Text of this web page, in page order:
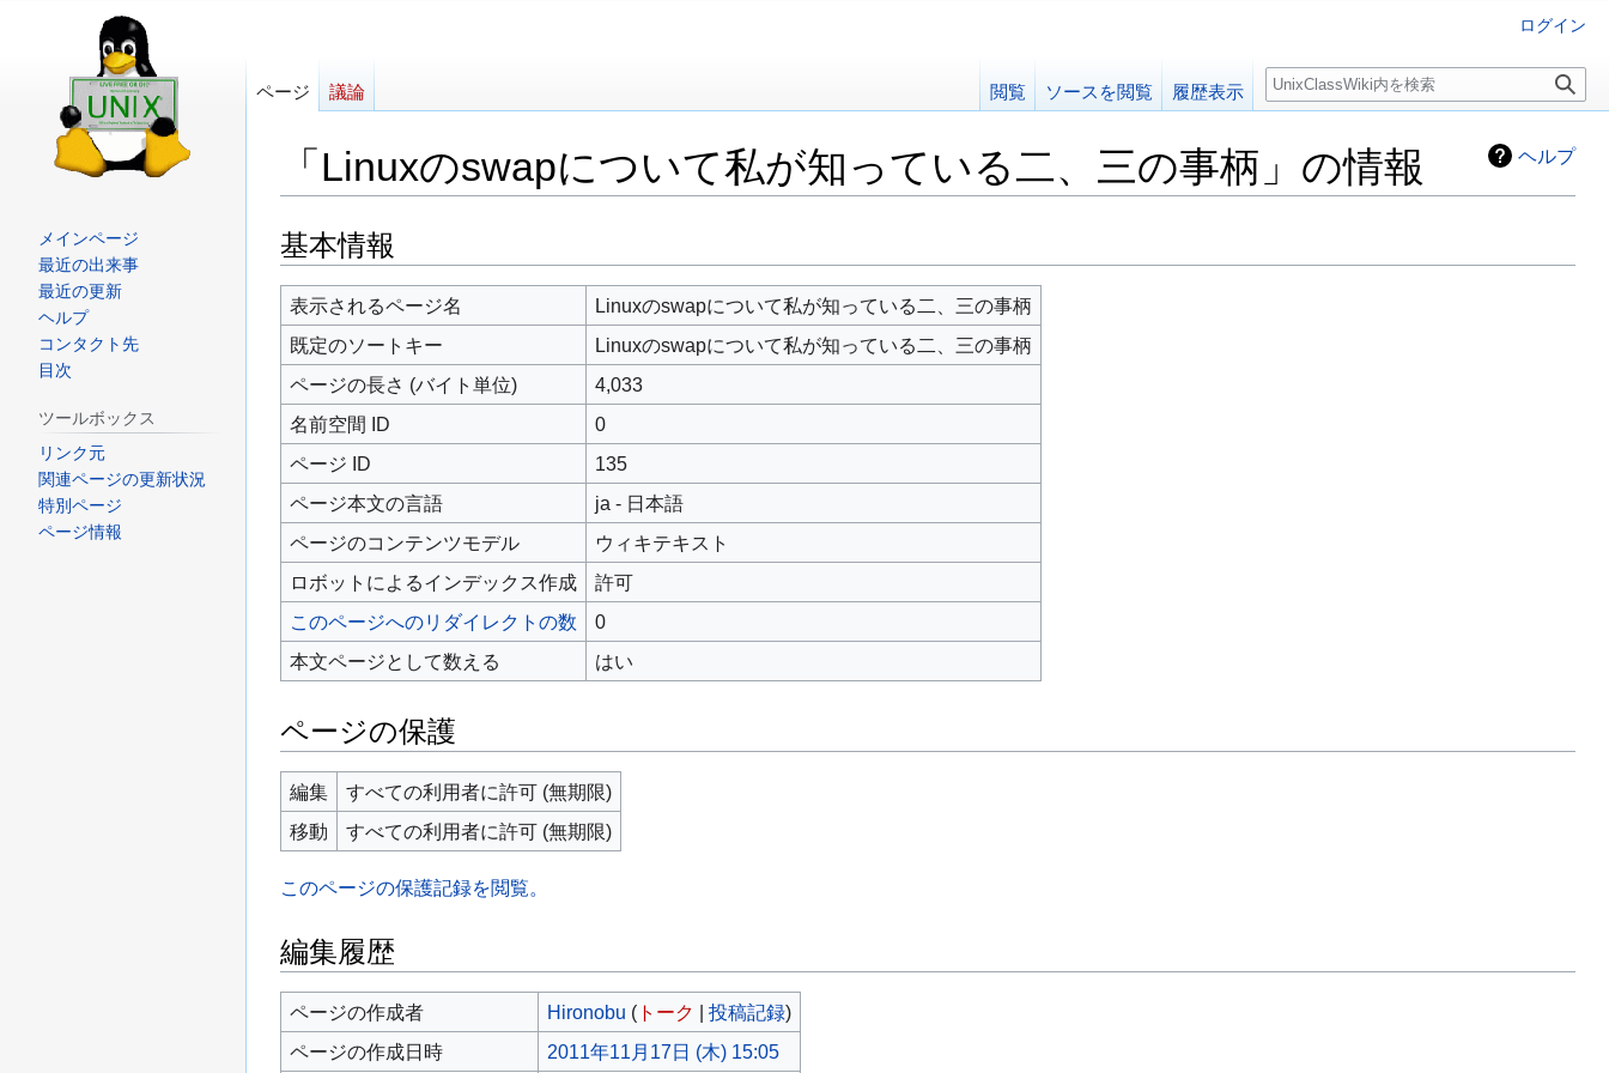
ヘルプ
「Linuxのswapについて私が知っている二、三の事柄」の情報
ナ
ビ
ゲ
ー
シ
ョ
ン
に
移
動
検
索
に
移
動
基本情報
表示されるページ名
Linuxのswapについて私が知っている二、三の事柄
既定のソートキー
Linuxのswapについて私が知っている二、三の事柄
ページの長さ (バイト単位)
4,033
名前空間 ID
0
ページ ID
135
ページ本文の言語
ja - 日本語
ページのコンテンツモデル
ウィキテキスト
ロボットによるインデックス作成
許可
このページへのリダイレクトの数
0
本文ページとして数える
はい
ページの保護
編集
すべての利用者に許可 (無期限)
移動
すべての利用者に許可 (無期限)
このページの保護記録を閲覧。
編集履歴
ページの作成者 Hironobu (トーク 投稿記録)
ページの作成日時
2011年11月17日 (木) 15:05
ログイン
ページ 議論 閲覧 ソースを閲覧 履歴表示
検
索
メインページ
最近の出来事
最近の更新
ヘルプ
コンタクト先
目次
ツールボックス
リンク元
関連ページの更新状況
特別ページ
ページ情報